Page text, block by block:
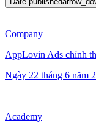
Company
AppLovin Ads chính
Ngày 22 tháng 6 năm
Academy